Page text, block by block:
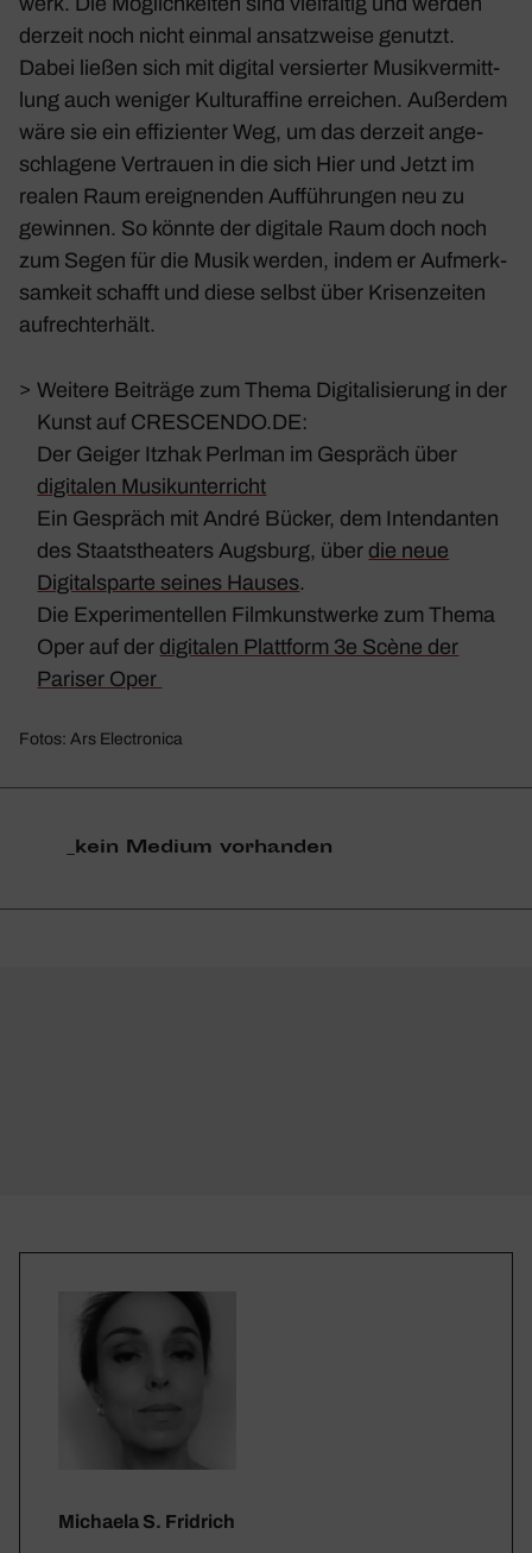
derzeit noch nicht einmal ansatz­weise genutzt.
Dabei ließen sich mit digital versierter Musik­ver­mitt­
lung auch weniger Kultu­raf­fine errei­chen. Außerdem
wäre sie ein effi­zi­enter Weg, um das derzeit ange­
schla­gene Vertrauen in die sich Hier und Jetzt im
realen Raum ereig­nenden Auffüh­rungen neu zu
gewinnen. So könnte der digi­tale Raum doch noch
zum Segen für die Musik werden, indem er Aufmerk­
sam­keit schafft und diese selbst über Krisen­zeiten
aufrecht­erhält.
> Weitere Beiträge zum Thema Digitalisierung in der
Kunst auf CRESCENDO.DE:
Der Geiger Itzhak Perlman im Gespräch über
digitalen Musikunterricht
Ein Gespräch mit André Bücker, dem Intendanten
des Staatstheaters Augsburg, über die neue
Digitalsparte seines Hauses.
Die Experimentellen Filmkunstwerke zum Thema
Oper auf der digitalen Plattform 3e Scène der
Pariser Oper
Fotos: Ars Electronica
_​kein Medium vorhanden
Michaela S. Fridrich